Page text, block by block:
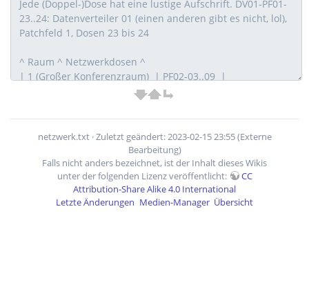
netzwerk.txt· Zuletzt geändert: 2023-02-15 23:55 (Externe
Bearbeitung)
Falls nicht anders bezeichnet, ist der Inhalt dieses Wikis
unter der folgenden Lizenz veröffentlicht:
CC
Attribution-Share Alike 4.0 International
Letzte Änderungen Medien-Manager Übersicht